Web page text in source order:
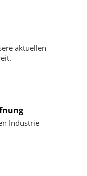
aktuellen
Industrie